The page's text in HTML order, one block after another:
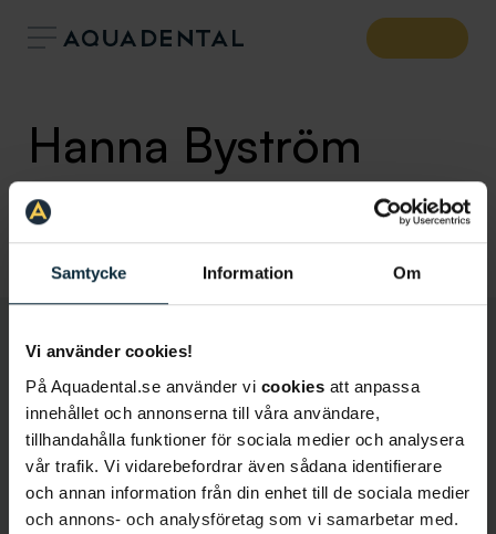
Samtycke Information Om
Vi använder cookies!
På Aquadental.se använder vi cookies att anpassa
innehållet och annonserna till våra användare,
tillhandahålla funktioner för sociala medier och analysera
vår trafik. Vi vidarebefordrar även sådana identifierare
och annan information från din enhet till de sociala medier
och annons- och analysföretag som vi samarbetar med.
Hanna Byström
Tandsköterska
Klinik: